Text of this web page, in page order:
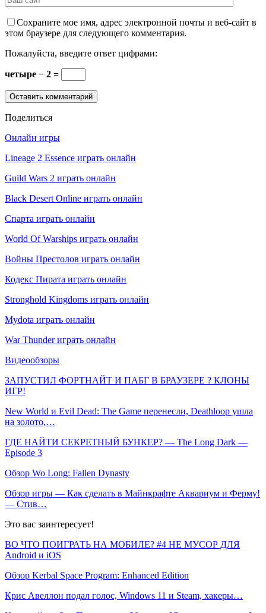
Сохраните мое имя, адрес электронной почты и веб-сайт в
этом браузере для следующего комментария.
Пожалуйста, введите ответ цифрами:
четыре − 2 =
Поделиться
Онлайн игры
Lineage 2 Essence играть онлайн
Guild Wars 2 играть онлайн
Black Desert Online играть онлайн
Спарта играть онлайн
World Of Warships играть онлайн
Войны Престолов играть онлайн
Кодекс Пирата играть онлайн
Stronghold Kingdoms играть онлайн
Mydota играть онлайн
War Thunder играть онлайн
Видеообзоры
ЗАПУСТИЛ ФОРТНАЙТ И ПАБГ В БРАУЗЕРЕ ? КЛОНЫ
ИГР!
New World и Evil Dead: The Game перенесли, Deathloop ушла
на золото,…
ГДЕ НАЙТИ СЕКРЕТНЫЙ БУНКЕР? — The Long Dark —
Episode 3
Обзор Wo Long: Fallen Dynasty
Обзор игры — Как сделать в Майнкрафте Аквариум и Ферму!
— Стив…
Это вас заинтересует!
ВО ЧТО ПОИГРАТЬ НА МОБИЛЕ? #4 НЕ МУСОР ДЛЯ
Android и iOS
Обзор Kerbal Space Program: Enhanced Edition
Крис Авеллон подал голос, Windows 11 и Steam, хакеры…